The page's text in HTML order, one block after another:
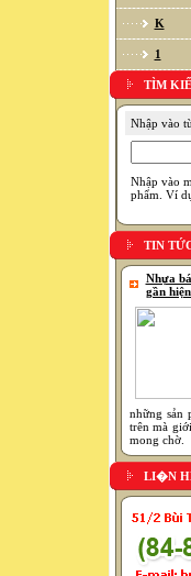
K
1
TÌM
Nhập vào
Nhập vào
phẩm. Ví
TIN
Nhựa
gần
những sản
trên mà
mong chờ.
LI�N